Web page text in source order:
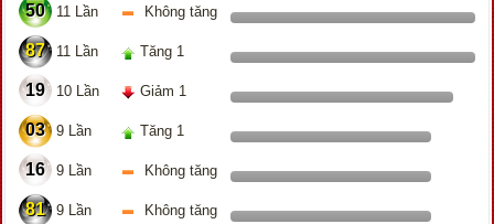
50 11 Lần Không tăng
87 11 Lần Tăng 1
19 10 Lần Giảm 1
03 9 Lần Tăng 1
16 9 Lần Không tăng
81 9 Lần Không tăng